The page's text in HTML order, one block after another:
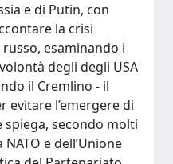
e di Putin, con
la crisi
esaminando i
degli degli USA
il Cremlino - il
evitare l’emergere di
secondo molti
e dell’Unione